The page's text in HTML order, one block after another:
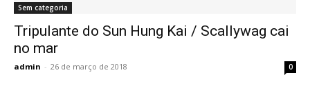
Sem categoria
Tripulante do Sun Hung Kai / Scallywag cai
no mar
admin - 26 de março de 2018 0